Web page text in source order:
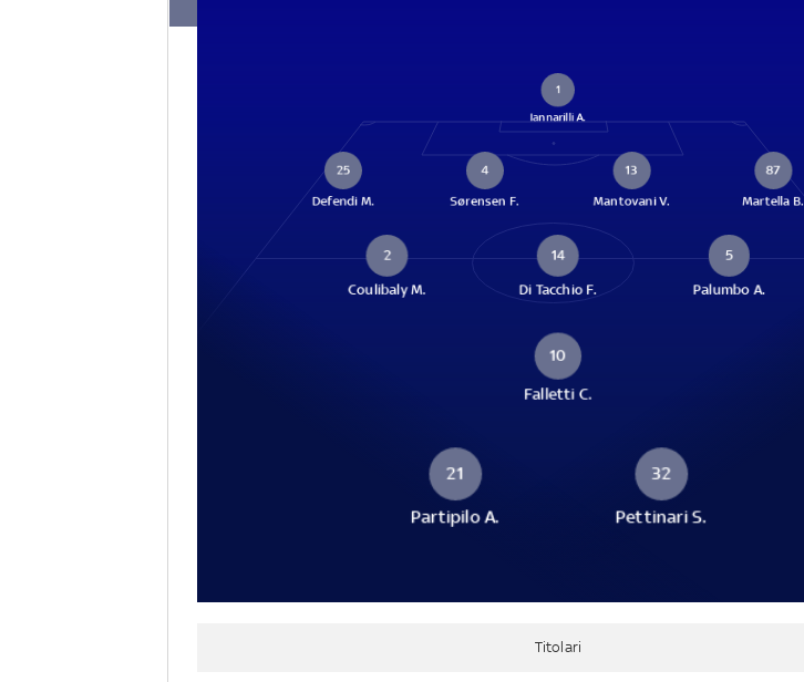
1
Iannarilli A.
25
Defendi M.
4
Sørensen F.
13
Mantovani V.
87
Martella B.
2
Coulibaly M.
14
Di Tacchio F.
5
Palumbo A.
10
Falletti C.
21
Partipilo A.
32
Pettinari S.
Titolari